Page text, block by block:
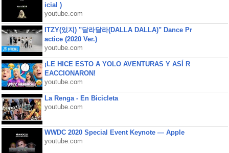
icial )
youtube.com
ITZY(있지) "달라달라(DALLA DALLA)" Dance Pr
actice (2020 Ver.)
youtube.com
¡LE HICE ESTO A YOLO AVENTURAS Y ASÍ R
EACCIONARON!
youtube.com
La Renga - En Bicicleta
youtube.com
WWDC 2020 Special Event Keynote — Apple
youtube.com